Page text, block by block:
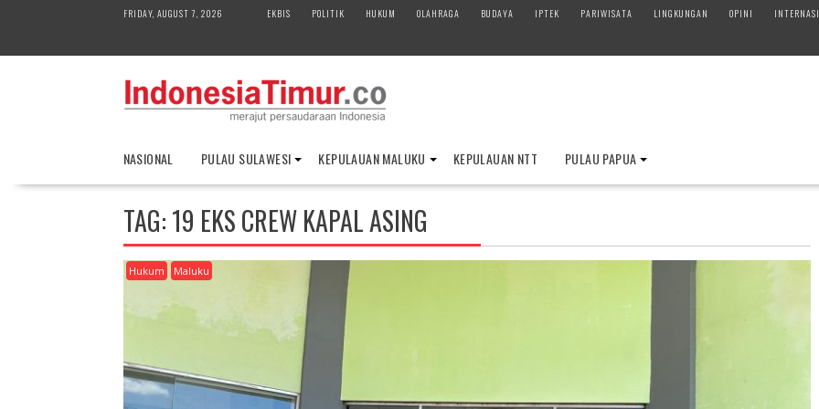
FRIDAY, AUGUST 7, 2026 EKBIS POLITIK HUKUM OLAHRAGA BUDAYA IPTEK PARIWISATA LINGKUNGAN OPINI
NASIONAL PULAU SULAWESI KEPULAUAN MALUKU KEPULAUAN NTT PULAU PAPUA
TAG:19 EKS CREW KAPAL ASING
Hukum Maluku